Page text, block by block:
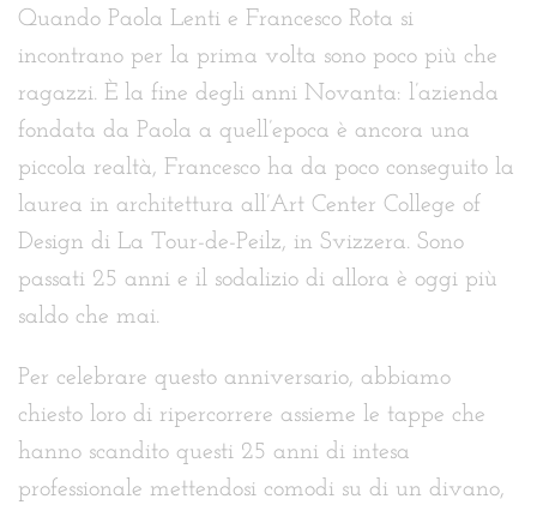
Quando Paola Lenti e Francesco Rota si
incontrano per la prima volta sono poco più che
ragazzi. È la fine degli anni Novanta: l’azienda
fondata da Paola a quell’epoca è ancora una
piccola realtà, Francesco ha da poco conseguito la
laurea in architettura all’Art Center College of
Design di La Tour-de-Peilz, in Svizzera. Sono
passati 25 anni e il sodalizio di allora è oggi più
saldo che mai.
Per celebrare questo anniversario, abbiamo
chiesto loro di ripercorrere assieme le tappe che
hanno scandito questi 25 anni di intesa
professionale mettendosi comodi su di un divano,